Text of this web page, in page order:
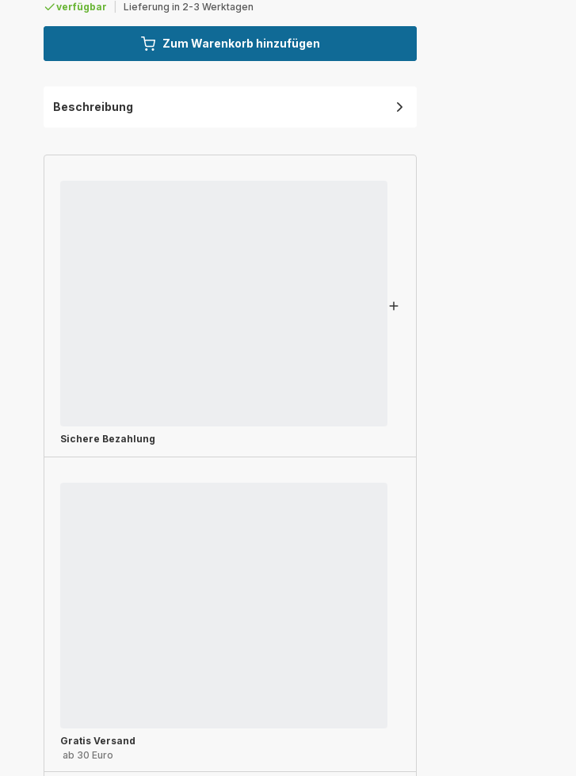
verfügbar
Lieferung in 2-3 Werktagen
Zum Warenkorb hinzufügen
Beschreibung
Sichere Bezahlung
Gratis Versand
ab 30 Euro